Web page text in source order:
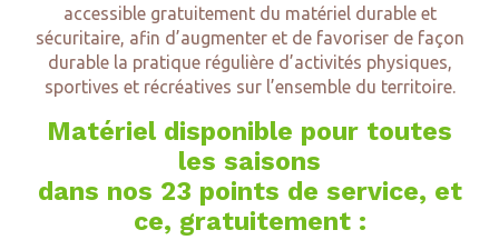
accessible gratuitement du matériel durable et
sécuritaire, afin d’augmenter et de favoriser de façon
durable la pratique régulière d’activités physiques,
sportives et récréatives sur l’ensemble du territoire.
Matériel disponible pour toutes
les saisons
dans nos 23 points de service, et
ce, gratuitement :